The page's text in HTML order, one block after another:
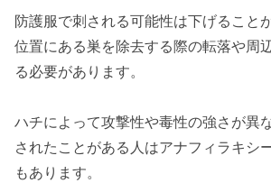
防護服で刺される可能性は下げること
位置にある巣を除去する際の転落や周
る必要があります。
ハチによって攻撃性や毒性の強さが異
されたことがある人はアナフィラキシ
もあります。